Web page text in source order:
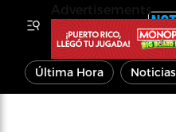
Última Hora Noticias
Advertisements